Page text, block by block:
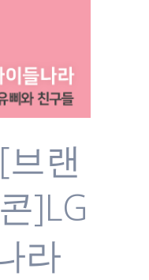
[브랜
]LG
라